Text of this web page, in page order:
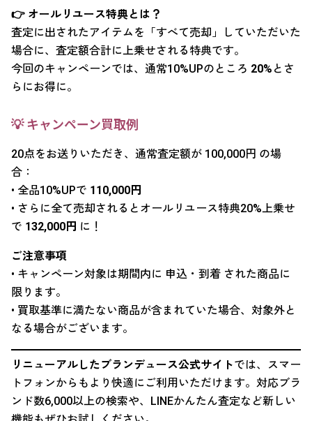
👉 オールリユース特典とは？
査定に出されたアイテムを「すべて売却」していただいた
場合に、査定額合計に上乗せされる特典です。
今回のキャンペーンでは、通常10%UPのところ 20% とさ
らにお得に。
💡 キャンペーン買取例
20点をお送りいただき、通常査定額が 100,000円 の場
合：
• 全品10%UPで 110,000円
• さらに全て売却されるとオールリユース特典20%上乗せ
で 132,000円 に！
ご注意事項
• キャンペーン対象は期間内に 申込・到着 された商品に
限ります。
• 買取基準に満たない商品が含まれていた場合、対象外と
なる場合がございます。
リニューアルしたブランデュース公式サイトでは、スマー
トフォンからもより快適にご利用いただけます。対応ブラ
ンド数6,000以上の検索や、LINEかんたん査定など新しい